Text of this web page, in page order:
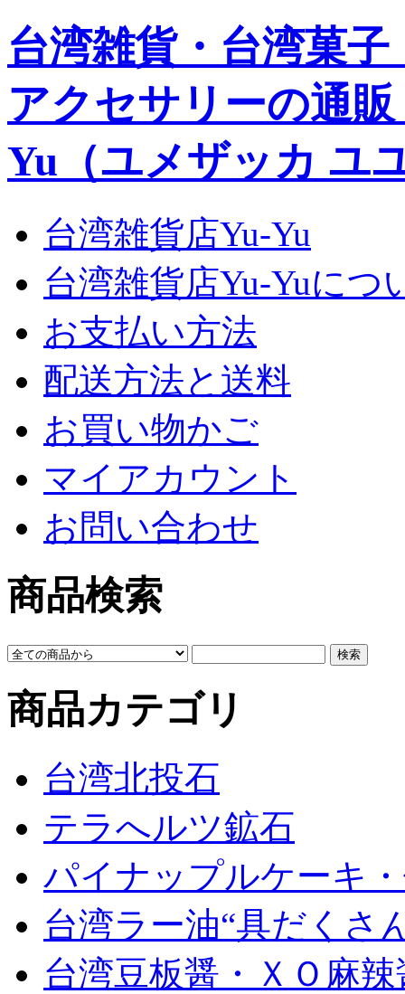
台湾雑貨・台湾菓
アクセサリーの通
Yu（ユメザッカ ユ
台湾雑貨店Yu-Yu
台湾雑貨店Yu-Yuにつ
お支払い方法
配送方法と送料
お買い物かご
マイアカウント
お問い合わせ
商品検索
商品カテゴリ
台湾北投石
テラへルツ鉱石
パイナップルケーキ
台湾ラー油“具だくさ
台湾豆板醤・ＸＯ麻辣